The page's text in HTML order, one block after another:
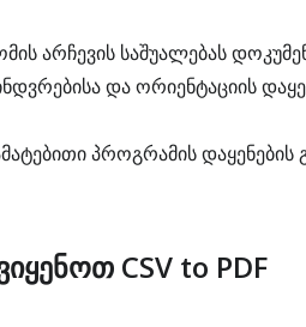
არჩევის საშუალებას
და ორიენტაციის
პროგრამის დაყენების
CSV to PDF